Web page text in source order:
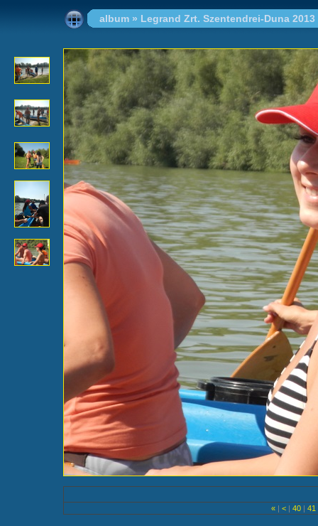
album » Legrand Zrt. Szentendrei-Duna 2013
« | < | 40 | 41